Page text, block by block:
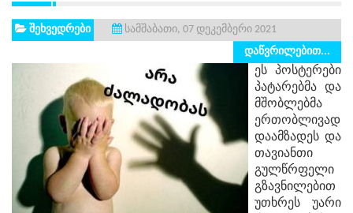
შეხვედრები
სამშაბათი, 07 დეკემბერი 2021
დაწვრილებით...
ეს პოსტერები
პატარებმა და
მშობლებმა
ერთობლივად
დაამზადეს და
თავიანთი
გულწრფელი
გზავნილებით
უთხრეს უარი